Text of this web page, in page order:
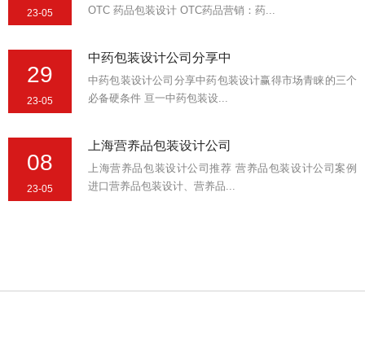
23-05
OTC 药品包装设计 OTC药品营销：药...
29
23-05
中药包装设计公司分享中
中药包装设计公司分享中药包装设计赢得市场青睐的三个
必备硬条件 亘一中药包装设...
08
23-05
上海营养品包装设计公司
上海营养品包装设计公司推荐 营养品包装设计公司案例
进口营养品包装设计、营养品...